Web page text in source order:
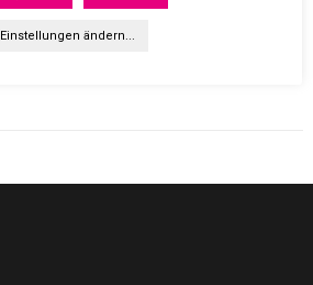
Einstellungen ändern...